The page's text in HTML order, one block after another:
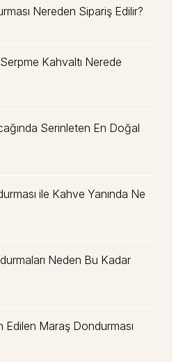
Nereden Sipariş Edilir?
Kahvaltı Nerede
Serinleten En Doğal
ile Kahve Yanında Ne
Neden Bu Kadar
Edilen Maraş Dondurması